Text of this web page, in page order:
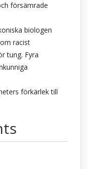
försämrade
biologen
racist
tung. Fyra
förkärlek till